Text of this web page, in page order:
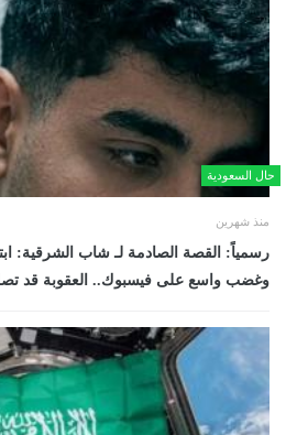
حال السعودية
منذ شهرين
رسمياً: القصة الصادمة لـ شاب الشرقية:
وغضب واسع على فيسبوك.. العقوبة قد تصل إلى 5